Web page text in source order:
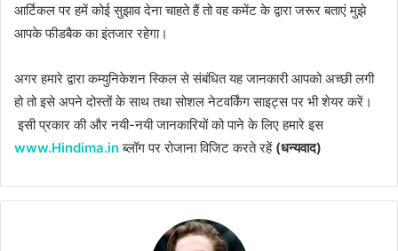
आर्टिकल पर हमें कोई सुझाव देना चाहते हैं तो वह कमेंट के द्वारा जरूर बताएं मुझे
आपके फीडबैक का इंतजार रहेगा।
अगर हमारे द्वारा कम्युनिकेशन स्किल से संबंधित यह जानकारी आपको अच्छी लगी
हो तो इसे अपने दोस्तों के साथ तथा सोशल नेटवर्किंग साइट्स पर भी शेयर करें।
इसी प्रकार की और नयी-नयी जानकारियों को पाने के लिए हमारे इस
www.Hindima.inब्लॉग पर रोजाना विजिट करते रहें (धन्यवाद)